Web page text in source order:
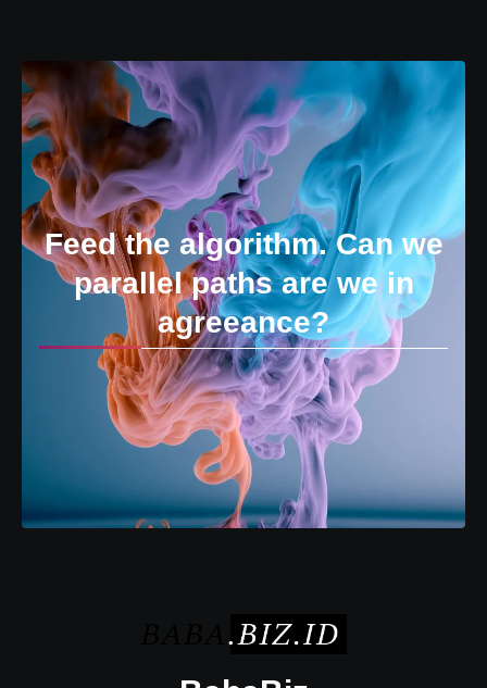
Feed the algorithm. Can we
parallel paths are we in
agreeance?